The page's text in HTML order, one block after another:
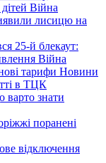
Війна
лисицю на
25-й блекаут:
Війна
тарифи Новини
в ТЦК
варто знати
поранені
відключення